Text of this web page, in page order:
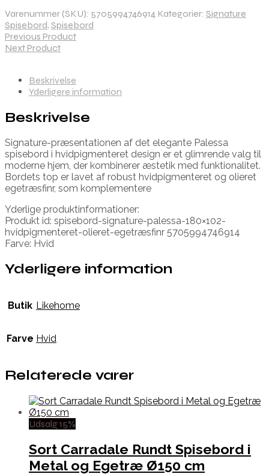
Varenummer (SKU): 5705994746914 Kategorier: Signature
Spisebord, Spisebord
Previous Product
Next Product
Beskrivelse
Yderligere information
Beskrivelse
Signature-præsentationen af det elegante Palessa
spisebord i hvidpigmenteret design er et glimrende valg til
moderne hjem, der kombinerer æstetik med funktionalitet.
Bordets top er lavet af robust hvidpigmenteret og olieret
egetræsfinr, som komplementere
Yderlige produktinformationer:
Produkt id: spisebord-signature-palessa-180×102-
hvidpigmenteret-olieret-egetræsfinr 5705994746914
Farve: Hvid
Yderligere information
Butik Likehome
Farve Hvid
Relaterede varer
Udsalg 15%
Sort Carradale Rundt Spisebord i
Metal og Egetræ Ø150 cm